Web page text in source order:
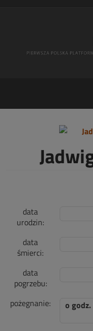
data
urodzin:
data
śmierci:
data
pogrzebu:
pożegnanie:
o